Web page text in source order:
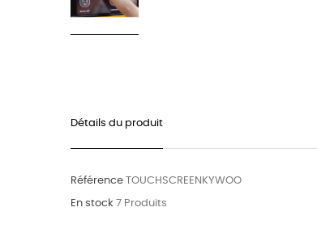
Détails du produit
Référence TOUCHSCREENKYWOO
En stock 7 Produits